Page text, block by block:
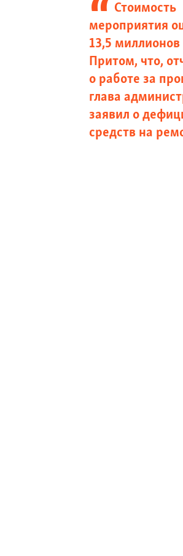
Стоимость
мероприятия
13,5
Притом, что,
о работе за
глава
заявил о
средств на